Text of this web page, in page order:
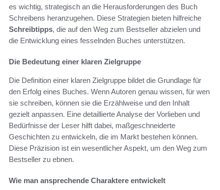
es wichtig, strategisch an die Herausforderungen des Buch
Schreibens heranzugehen. Diese Strategien bieten hilfreiche
Schreibtipps, die auf den Weg zum Bestseller abzielen und
die Entwicklung eines fesselnden Buches unterstützen.
Die Bedeutung einer klaren Zielgruppe
Die Definition einer klaren Zielgruppe bildet die Grundlage für
den Erfolg eines Buches. Wenn Autoren genau wissen, für wen
sie schreiben, können sie die Erzählweise und den Inhalt
gezielt anpassen. Eine detaillierte Analyse der Vorlieben und
Bedürfnisse der Leser hilft dabei, maßgeschneiderte
Geschichten zu entwickeln, die im Markt bestehen können.
Diese Präzision ist ein wesentlicher Aspekt, um den Weg zum
Bestseller zu ebnen.
Wie man ansprechende Charaktere entwickelt